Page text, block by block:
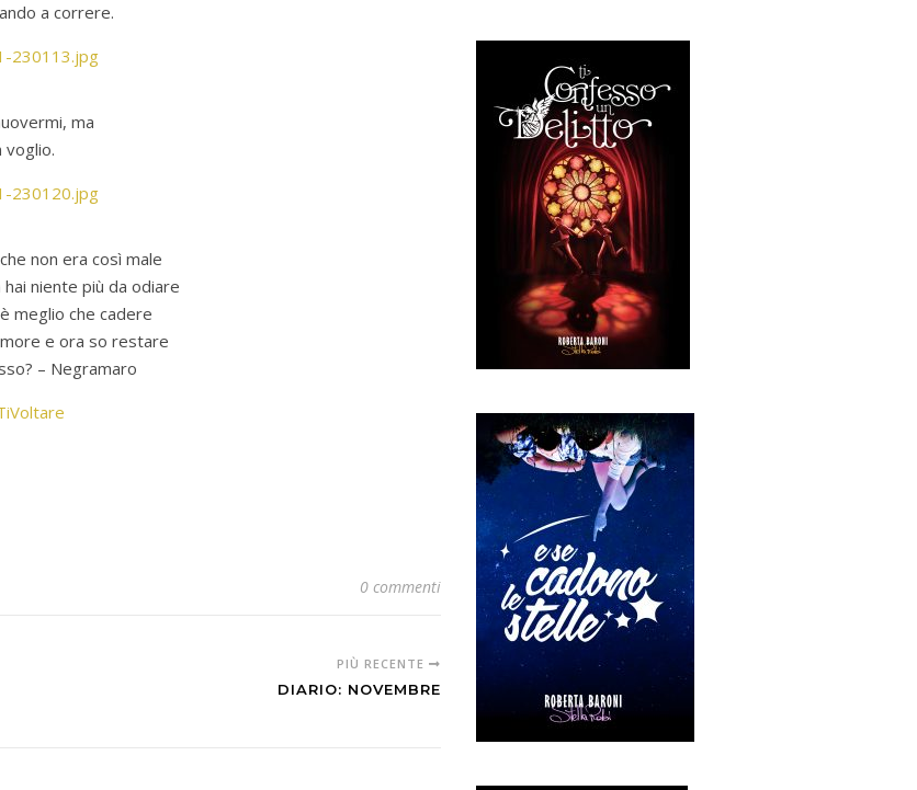
a correre.
ma
voglio.
non era così male
niente più da odiare
meglio che cadere
e ora so restare
– Negramaro
0 commenti
PIÙ RECENTE
DIARIO: NOVEMBRE